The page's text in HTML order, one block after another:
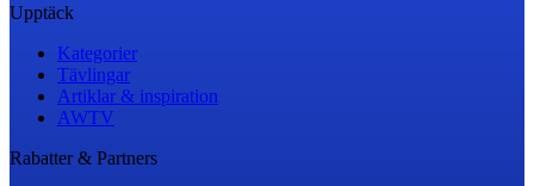
Upptäck
Kategorier
Tävlingar
Artiklar & inspiration
AWTV
Rabatter & Partners